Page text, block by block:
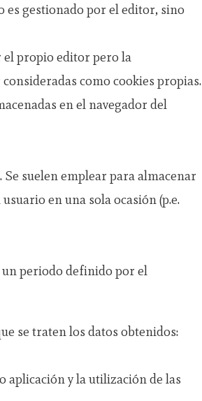
es gestionado por el editor, sino
el propio editor pero la
como cookies propias.
en el navegador del
suelen emplear para almacenar
en una sola ocasión (p.e.
un periodo definido por el
se traten los datos obtenidos:
aplicación y la utilización de las